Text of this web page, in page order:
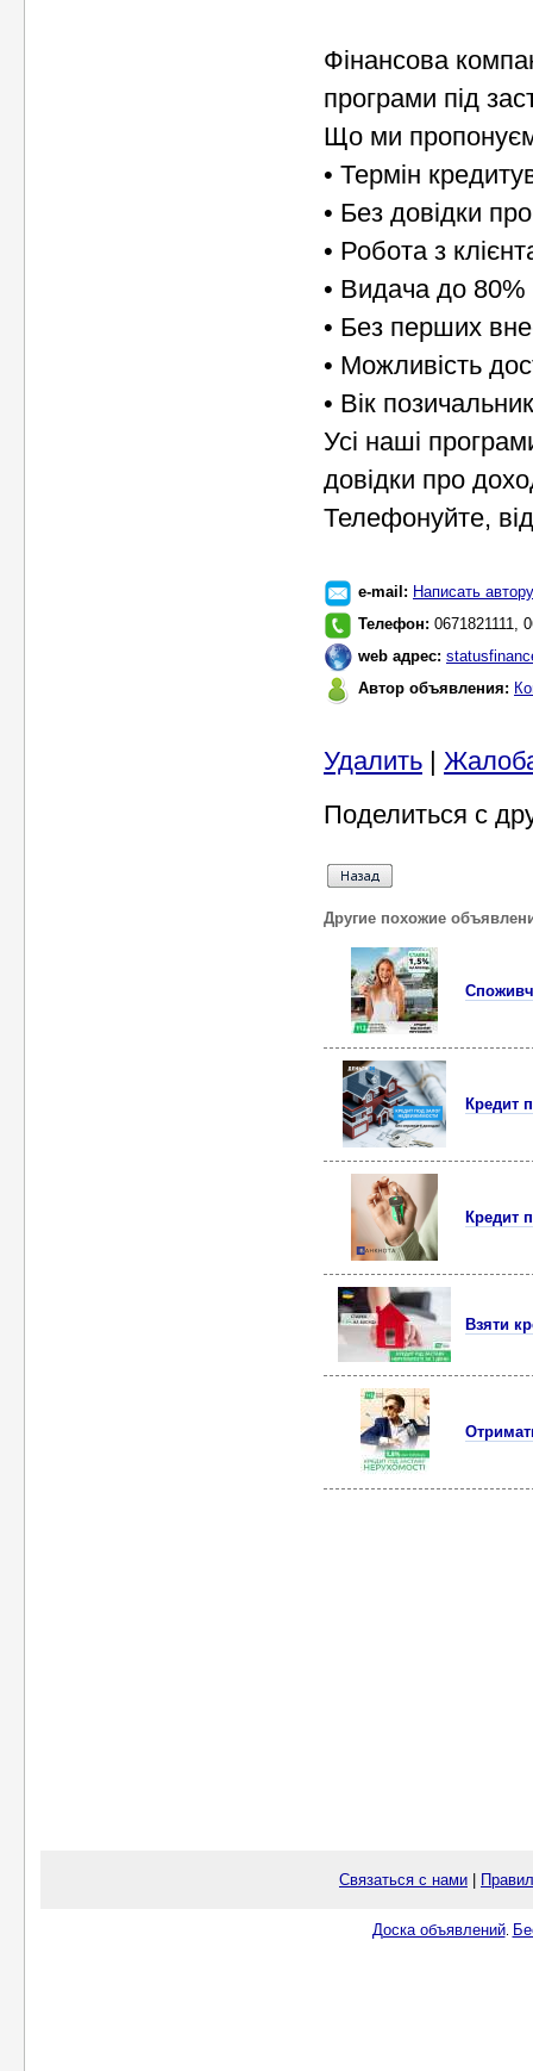
Фінансова
програми під
Що ми
• Термін
• Без довідки
• Робота з
• Видача до 80%
• Без перших
• Можливість
• Вік
Усі наші
довідки про
Телефонуйте,
e-mail: Написать автору
Телефон: 0671821111,
web адрес:
Автор объявления:
Удалить |
Поделиться с
Другие похожие
Кредит
Кредит
Взяти
Связаться с нами
Доска объявлений.